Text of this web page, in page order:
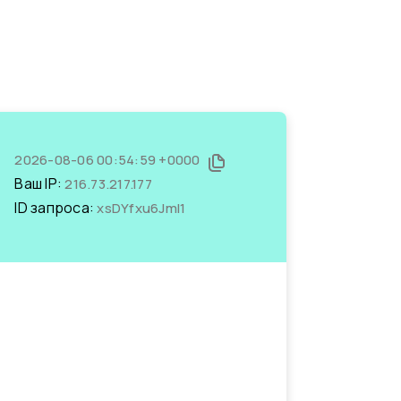
2026-08-06 00:54:59 +0000
Ваш IP:216.73.217.177
ID запроса:xsDYfxu6JmI1